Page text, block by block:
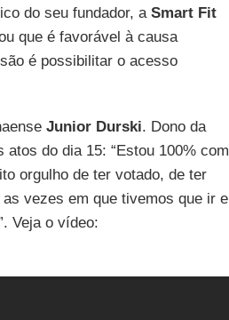
do seu fundador, a Smart Fit
que é favorável à causa
é possibilitar o acesso
Junior Durski. Dono da
do dia 15: “Estou 100% com
orgulho de ter votado, de ter
vezes em que tivemos que ir e
Veja o vídeo: